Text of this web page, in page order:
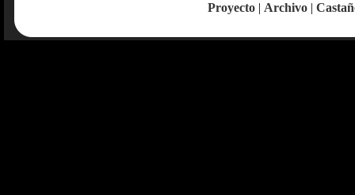
Proyecto | Archivo |